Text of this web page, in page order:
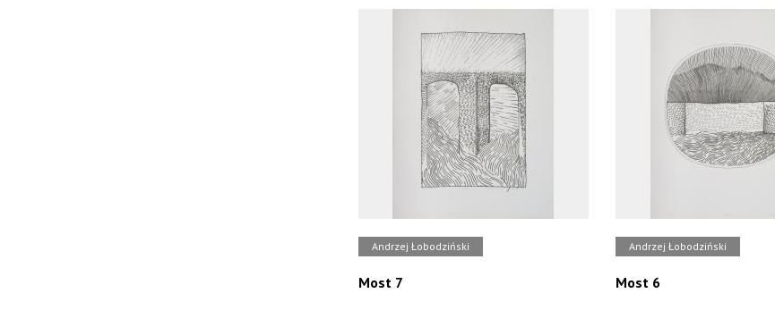
Andrzej Łobodziński
Most 7
Andrzej Łobodziński
Most 6